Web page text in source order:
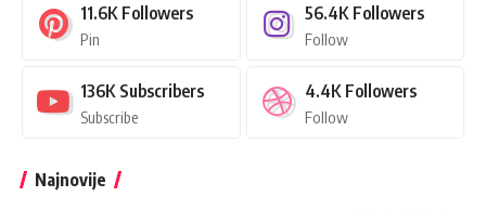
11.6K Followers
Pin
56.4K Followers
Follow
136K Subscribers
Subscribe
4.4K Followers
Follow
Najnovije